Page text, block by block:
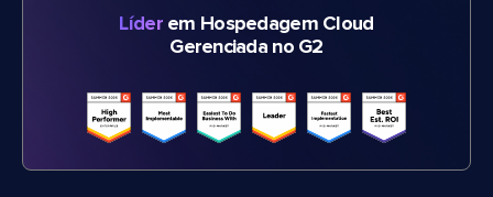
Líderem Hospedagem Cloud
Gerenciada no G2